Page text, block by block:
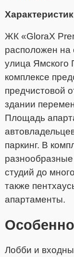
ЖК «GloraX
расположен на
улица Ямского
комплексе
предчистовой
здании
Площадь
паркинг. В
студий до
также
апартаменты.
Лобби и